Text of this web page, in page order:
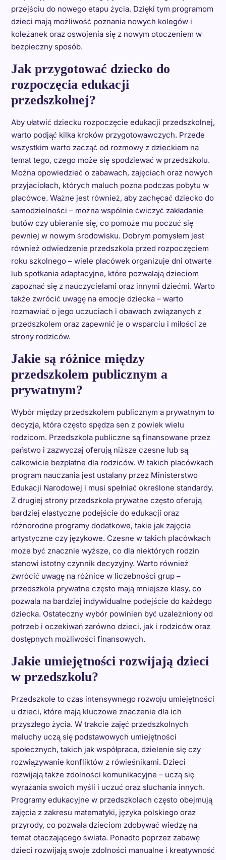
przejściu do nowego etapu życia. Dzięki tym programom
dzieci mają możliwość poznania nowych kolegów i
koleżanek oraz oswojenia się z nowym otoczeniem w
bezpieczny sposób.
Jak przygotować dziecko do
rozpoczęcia edukacji
przedszkolnej?
Aby ułatwić dziecku rozpoczęcie edukacji przedszkolnej,
warto podjąć kilka kroków przygotowawczych. Przede
wszystkim warto zacząć od rozmowy z dzieckiem na
temat tego, czego może się spodziewać w przedszkolu.
Można opowiedzieć o zabawach, zajęciach oraz nowych
przyjaciołach, których maluch pozna podczas pobytu w
placówce. Ważne jest również, aby zachęcać dziecko do
samodzielności – można wspólnie ćwiczyć zakładanie
butów czy ubieranie się, co pomoże mu poczuć się
pewniej w nowym środowisku. Dobrym pomysłem jest
również odwiedzenie przedszkola przed rozpoczęciem
roku szkolnego – wiele placówek organizuje dni otwarte
lub spotkania adaptacyjne, które pozwalają dzieciom
zapoznać się z nauczycielami oraz innymi dziećmi. Warto
także zwrócić uwagę na emocje dziecka – warto
rozmawiać o jego uczuciach i obawach związanych z
przedszkolem oraz zapewnić je o wsparciu i miłości ze
strony rodziców.
Jakie są różnice między
przedszkolem publicznym a
prywatnym?
Wybór między przedszkolem publicznym a prywatnym to
decyzja, która często spędza sen z powiek wielu
rodzicom. Przedszkola publiczne są finansowane przez
państwo i zazwyczaj oferują niższe czesne lub są
całkowicie bezpłatne dla rodziców. W takich placówkach
program nauczania jest ustalany przez Ministerstwo
Edukacji Narodowej i musi spełniać określone standardy.
Z drugiej strony przedszkola prywatne często oferują
bardziej elastyczne podejście do edukacji oraz
różnorodne programy dodatkowe, takie jak zajęcia
artystyczne czy językowe. Czesne w takich placówkach
może być znacznie wyższe, co dla niektórych rodzin
stanowi istotny czynnik decyzyjny. Warto również
zwrócić uwagę na różnice w liczebności grup –
przedszkola prywatne często mają mniejsze klasy, co
pozwala na bardziej indywidualne podejście do każdego
dziecka. Ostateczny wybór powinien być uzależniony od
potrzeb i oczekiwań zarówno dzieci, jak i rodziców oraz
dostępnych możliwości finansowych.
Jakie umiejętności rozwijają dzieci
w przedszkolu?
Przedszkole to czas intensywnego rozwoju umiejętności
u dzieci, które mają kluczowe znaczenie dla ich
przyszłego życia. W trakcie zajęć przedszkolnych
maluchy uczą się podstawowych umiejętności
społecznych, takich jak współpraca, dzielenie się czy
rozwiązywanie konfliktów z rówieśnikami. Dzieci
rozwijają także zdolności komunikacyjne – uczą się
wyrażania swoich myśli i uczuć oraz słuchania innych.
Programy edukacyjne w przedszkolach często obejmują
zajęcia z zakresu matematyki, języka polskiego oraz
przyrody, co pozwala dzieciom zdobywać wiedzę na
temat otaczającego świata. Ponadto poprzez zabawę
dzieci rozwijają swoje zdolności manualne i kreatywność